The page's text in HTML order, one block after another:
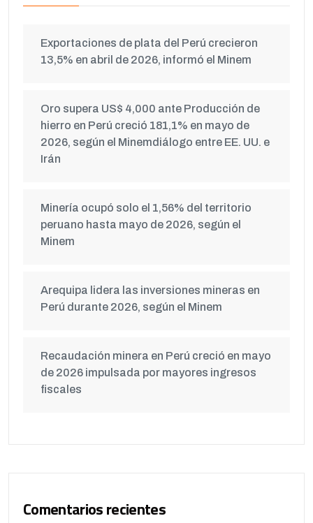
Exportaciones de plata del Perú crecieron
13,5% en abril de 2026, informó el Minem
Oro supera US$ 4,000 ante Producción de
hierro en Perú creció 181,1% en mayo de
2026, según el Minemdiálogo entre EE. UU. e
Irán
Minería ocupó solo el 1,56% del territorio
peruano hasta mayo de 2026, según el
Minem
Arequipa lidera las inversiones mineras en
Perú durante 2026, según el Minem
Recaudación minera en Perú creció en mayo
de 2026 impulsada por mayores ingresos
fiscales
Comentarios recientes